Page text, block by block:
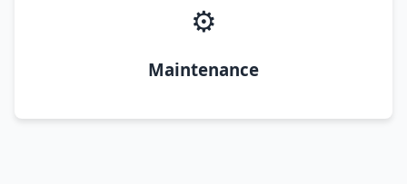
⚙️
Maintenance